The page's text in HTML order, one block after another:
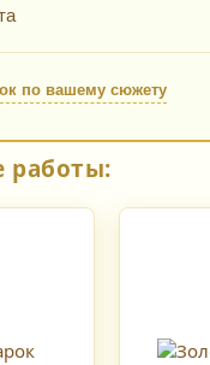
по вашему сюжету
работы: